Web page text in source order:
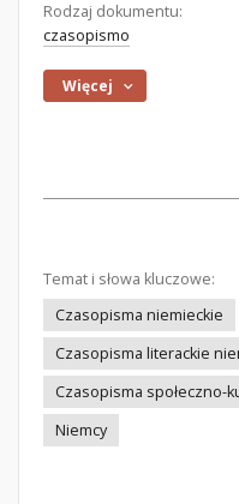
Rodzaj dokumentu:
czasopismo
Więcej
Temat i słowa kluczowe:
Czasopisma niemieckie
Czasopisma literackie
Czasopisma społeczno-
Niemcy